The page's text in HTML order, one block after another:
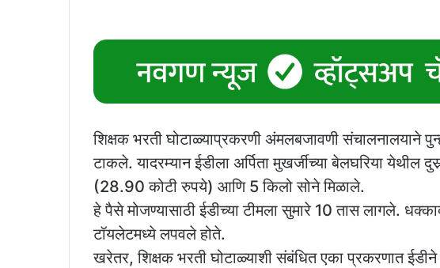
शिक्षक भरती घोटाळ्याप्रकरणी अंमलबजावणी संचालनालयाने
टाकले. यादरम्यान ईडीला अर्पिता मुखर्जीच्या बेलघरिया येथील
(28.90 कोटी रुपये) आणि 5 किलो सोने मिळाले.
हे पैसे मोजण्यासाठी ईडीच्या टीमला सुमारे 10 तास लागले.
टॉयलेटमध्ये लपवले होते.
खरेतर, शिक्षक भरती घोटाळ्याशी संबंधित एका प्रकरणात